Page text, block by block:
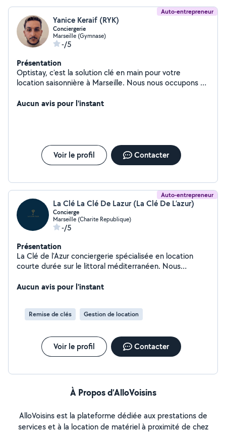
Auto-entrepreneur
Yanice Keraif (RYK)
Conciergerie
Marseille (Gymnase)
-/5
Présentation
Optistay, c'est la solution clé en main pour votre
location saisonnière à Marseille. Nous nous occupons de
votre logement, en passant par la promotion de votre
Entretien du logement : nous nous assurons que votre
logement est propre et bien entretenu pour chaque
arrivée de locataire. Promotion de votre annonce : nous
de location saisonnière, afin de vous garantir un
maximum de visibilité. Yield management : tarification
dynamique et étudiée en fonction du marché afin
d'optimiser au mieux vos revenus Avec Optistay, vous
n'avez plus à vous soucier de la gestion de votre location
saisonnière. Nous nous occupons de tout pour vous,
afin que vous puissiez profiter pleinement de votre
investissement. Contactez-nous dès aujourd'hui.
Aucun avis pour l'instant
Voir le profil Contacter
Auto-entrepreneur
La Clé La Clé De Lazur (La Clé De L’azur)
Concierge
Marseille (Charite Republique)
-/5
Présentation
La Clé de l'Azur conciergerie spécialisée en location
courte durée sur le littoral méditerranéen. Nous
complète de leur bien (annonce, voyageurs, ménage,
contraintes.
Aucun avis pour l'instant
Remise de clés Gestion de location
Voir le profil Contacter
À Propos d’AlloVoisins
AlloVoisins est la plateforme dédiée aux prestations de
services et à la location de matériel à proximité de chez